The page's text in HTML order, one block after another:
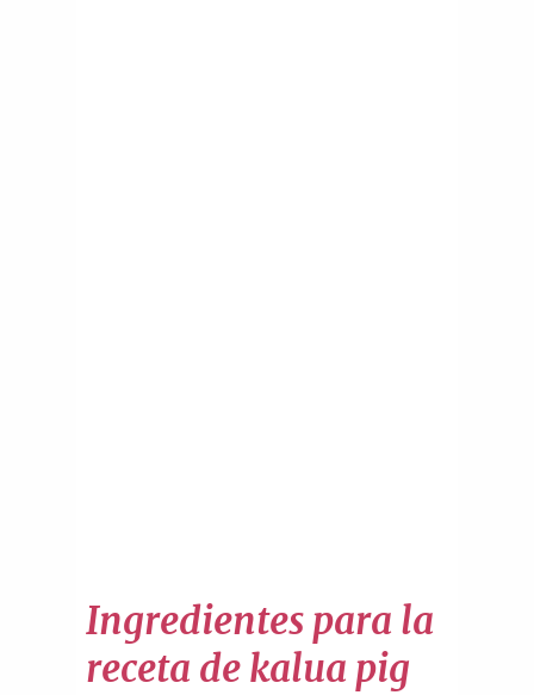
Ingredientes para la
receta de kalua pig